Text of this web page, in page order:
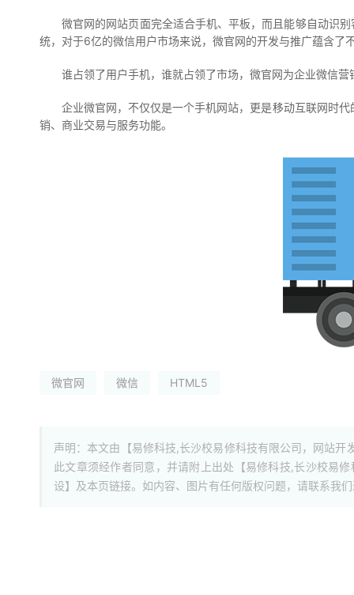
微官网的网站页面完全适合手机、平板，而且能够自动识
统，对于6亿的微信用户市场来说，微官网的开发与推广蕴含了
谁占领了用户手机，谁就占领了市场，微官网为企业微信
企业微官网，不仅仅是一个手机网站，更是移动互联网时
销、商业交易与服务功能。
微官网 微信 HTML5
声明：本文由【易修科技,长沙校易修科技有限公司，网站
此文章须经作者同意，并请附上出处【易修科技,长沙校易
设】及本页链接。如内容、图片有任何版权问题，请联系我